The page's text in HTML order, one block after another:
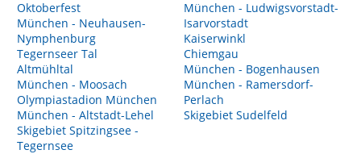
Oktoberfest
München - Neuhausen-
Nymphenburg
Tegernseer Tal
Altmühltal
München - Moosach
Olympiastadion München
München - Altstadt-Lehel
Skigebiet Spitzingsee -
Tegernsee
München - Ludwigsvorstadt-
Isarvorstadt
Kaiserwinkl
Chiemgau
München - Bogenhausen
München - Ramersdorf-
Perlach
Skigebiet Sudelfeld